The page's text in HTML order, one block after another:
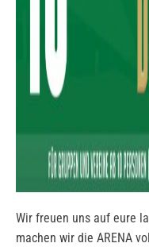
Wir freuen uns auf eure
machen wir die ARENA